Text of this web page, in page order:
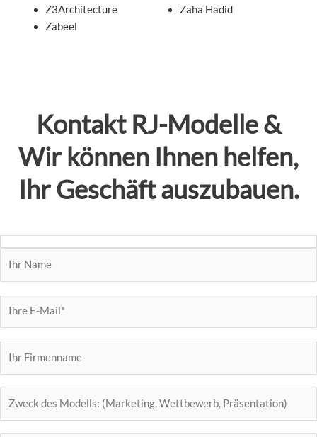
Z3Architecture
Zabeel
Zaha Hadid
Kontakt RJ-Modelle&
Wir können Ihnen helfen,
Ihr Geschäft auszubauen.